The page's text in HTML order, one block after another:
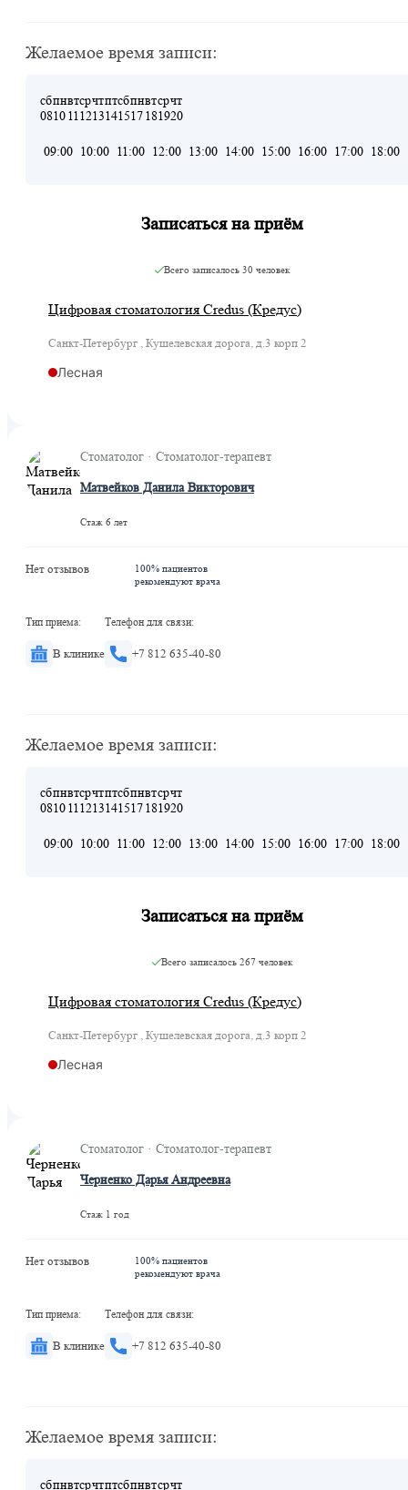
Желаемое время записи:
сб
08
пн
10
вт
11
ср
12
чт
13
пт
14
сб
15
пн
17
вт
18
ср
19
чт
20
09:00 10:00 11:00 12:00 13:00 14:00 15:00 16:00 17:00 18:00
Записаться на приём
Всего записалось 30 человек
Цифровая стоматология Credus (Кредус)
Санкт-Петербург , Кушелевская дорога, д.3 корп 2
Лесная
Стоматолог · Стоматолог-терапевт
Матвейков Данила Викторович
Стаж 6 лет
Нет отзывов
100% пациентов
рекомендуют врача
Тип приема:
В клинике
Телефон для связи:
+7 812 635-40-80
Желаемое время записи:
сб
08
пн
10
вт
11
ср
12
чт
13
пт
14
сб
15
пн
17
вт
18
ср
19
чт
20
09:00 10:00 11:00 12:00 13:00 14:00 15:00 16:00 17:00 18:00
Записаться на приём
Всего записалось 267 человек
Цифровая стоматология Credus (Кредус)
Санкт-Петербург , Кушелевская дорога, д.3 корп 2
Лесная
Стоматолог · Стоматолог-терапевт
Черненко Дарья Андреевна
Стаж 1 год
Нет отзывов
100% пациентов
рекомендуют врача
Тип приема:
В клинике
Телефон для связи:
+7 812 635-40-80
Желаемое время записи:
сбпнвтсрчтптсбпнвтсрчт